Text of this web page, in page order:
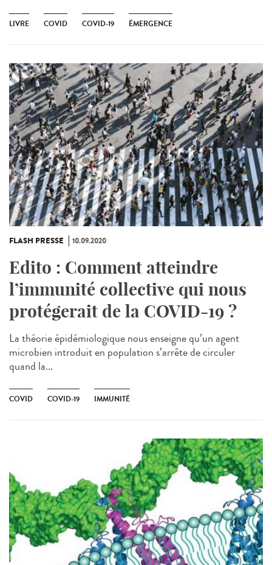
LIVRE COVID COVID-19 ÉMERGENCE
FLASH PRESSE 10.09.2020
Edito : Comment atteindre
l’immunité collective qui nous
protégerait de la COVID-19 ?
La théorie épidémiologique nous enseigne qu’un agent
microbien introduit en population s’arrête de circuler
quand la...
COVID COVID-19 IMMUNITÉ